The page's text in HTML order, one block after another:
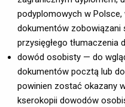
podyplomowych w Polsce,
dokumentów zobowiązani
przysięgłego tłumaczenia
dowód osobisty — do
dokumentów pocztą lub
powinien zostać okazany
kserokopii dowodów